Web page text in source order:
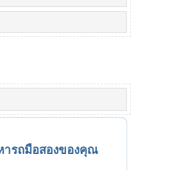
ารถมือสองของคุณ